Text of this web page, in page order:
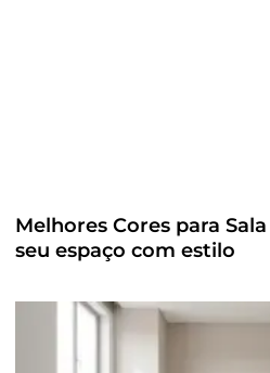
Melhores Cores para
seu espaço com estilo